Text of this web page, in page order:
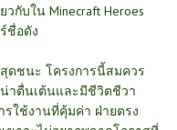
วกับใน Minecraft Heroes
ชื่อดัง
ดชนะ โครงการนี้สมควร
น่าตื่นเต้นและมีชีวิตชีวา
ใช้งานที่คุ้มค่า ฝ่ายตรง